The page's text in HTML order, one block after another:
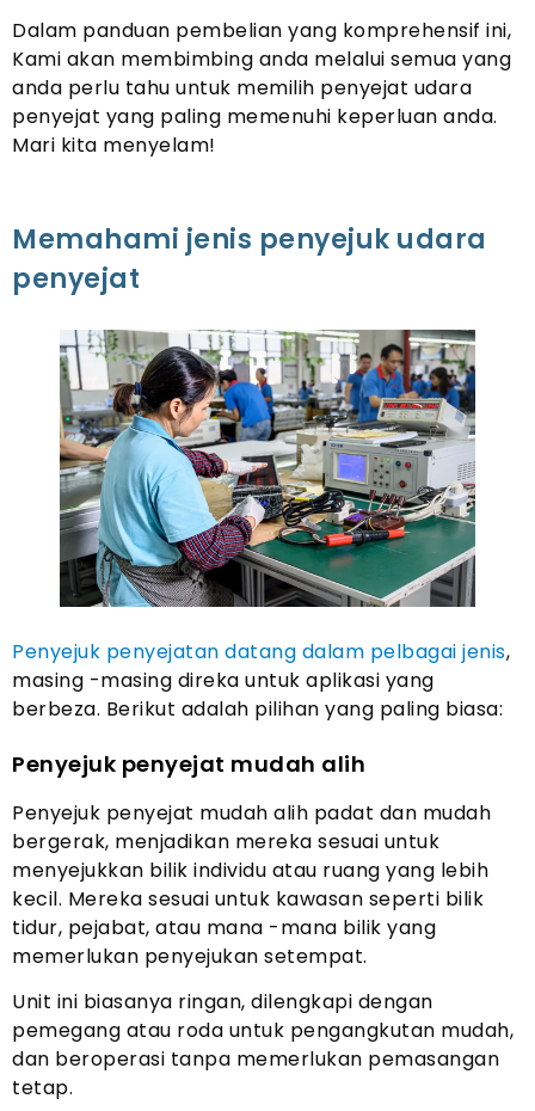
Dalam panduan pembelian yang komprehensif ini,
Kami akan membimbing anda melalui semua yang
anda perlu tahu untuk memilih penyejat udara
penyejat yang paling memenuhi keperluan anda.
Mari kita menyelam!
Memahami jenis penyejuk udara
penyejat
Penyejuk penyejatan datang dalam pelbagai jenis,
masing -masing direka untuk aplikasi yang
berbeza. Berikut adalah pilihan yang paling biasa:
Penyejuk penyejat mudah alih
Penyejuk penyejat mudah alih padat dan mudah
bergerak, menjadikan mereka sesuai untuk
menyejukkan bilik individu atau ruang yang lebih
kecil. Mereka sesuai untuk kawasan seperti bilik
tidur, pejabat, atau mana -mana bilik yang
memerlukan penyejukan setempat.
Unit ini biasanya ringan, dilengkapi dengan
pemegang atau roda untuk pengangkutan mudah,
dan beroperasi tanpa memerlukan pemasangan
tetap.